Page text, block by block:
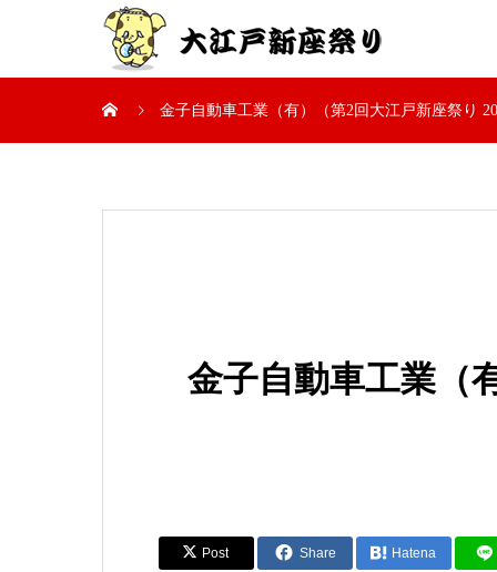
金子自動車工業（有）（第2回大江戸新座祭り
金子自動車工業（
Post Share Hatena